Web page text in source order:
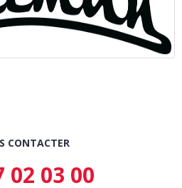
CONTACTER
02 03 00